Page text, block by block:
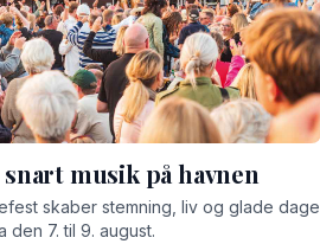
snart musik på havnen
skaber stemning, liv og glade dage
den 7. til 9. august.